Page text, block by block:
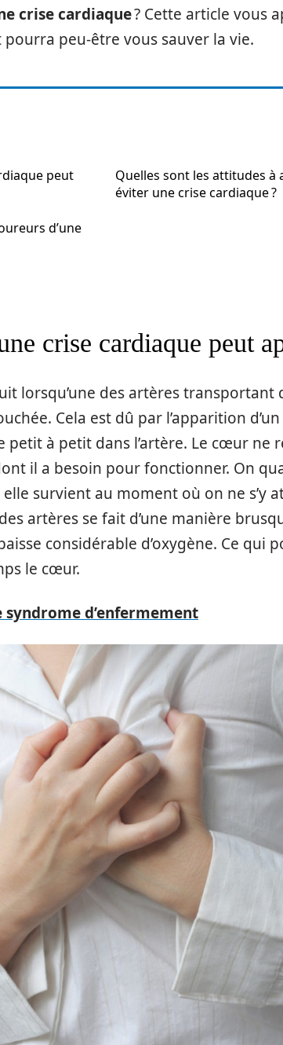
crise cardiaque? Cette article vous
peu-être vous sauver la vie.
peut
d’une
Quelles sont les attitudes
éviter une crise cardiaque ?
crise cardiaque peut
lorsqu’une des artères transportant
Cela est dû par l’apparition
petit à petit dans l’artère. Le cœur ne
il a besoin pour fonctionner. On
elle survient au moment où on ne s’y
artères se fait d’une manière
considérable d’oxygène. Ce qui
le cœur.
d’enfermement